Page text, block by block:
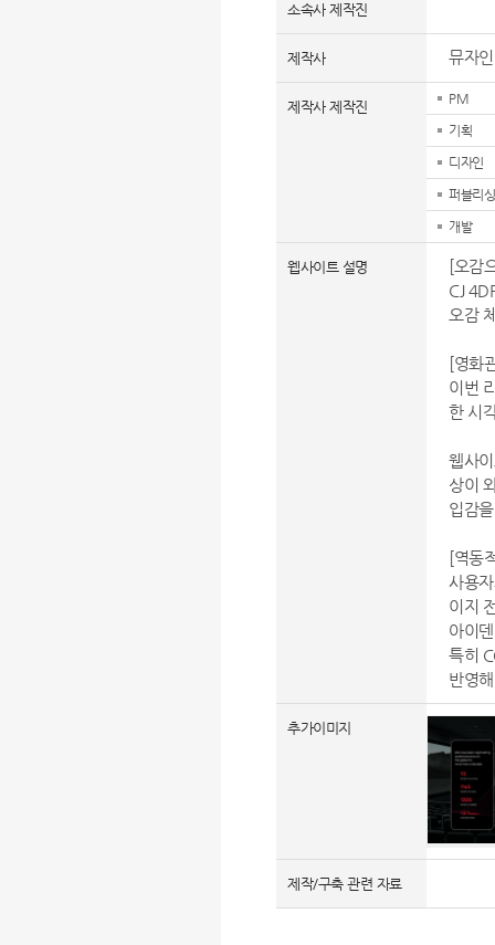
소속사 제작진
제작사 뮤자
제작사 제작진 PM
기획
디자인
퍼블리싱
개발
웹사이트 설명
[오감
CJ
오감
[영화
이번
한 시
웹사
상이
입감
[역동
사용
이지
아이
특히
반영
추가이미지
제작/구축 관련 자료